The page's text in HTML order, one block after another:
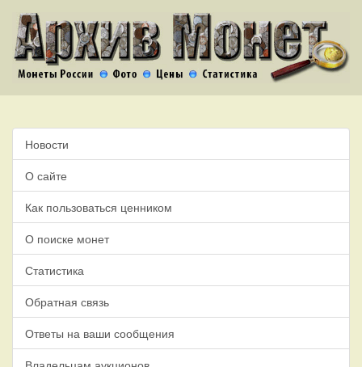
Новости
О сайте
Как пользоваться ценником
О поиске монет
Статистика
Обратная связь
Ответы на ваши сообщения